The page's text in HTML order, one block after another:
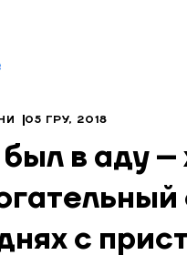
05 ГРУ, 2018
в аду –
с